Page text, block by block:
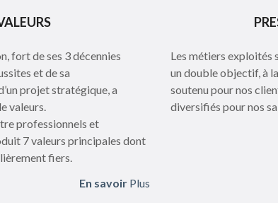
fort de ses 3 décennies
et de sa
projet stratégique, a
valeurs.
professionnels et
7 valeurs principales dont
fiers.
En savoir Plus
Les métiers exploités
un double objectif, à
soutenu pour nos
diversifiés pour nos